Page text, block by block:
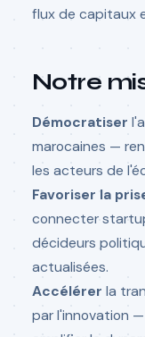
flux de capitaux
Notre
Démocratiser
marocaines —
les acteurs de
Favoriser la
connecter
décideurs
actualisées.
Accélérer la
par l'innovation